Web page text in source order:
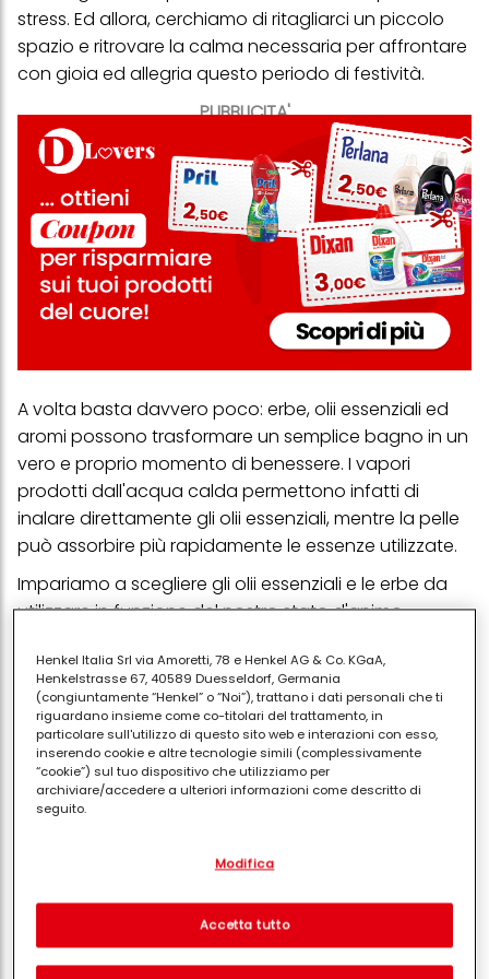
PUBBLICITA'
stress. Ed allora, cerchiamo di ritagliarci un piccolo
spazio e ritrovare la calma necessaria per affrontare
con gioia ed allegria questo periodo di festività.
A volta basta davvero poco: erbe, olii essenziali ed
aromi possono trasformare un semplice bagno in un
vero e proprio momento di benessere. I vapori
prodotti dall'acqua calda permettono infatti di
inalare direttamente gli olii essenziali, mentre la pelle
può assorbire più rapidamente le essenze utilizzate.
Impariamo a scegliere gli olii essenziali e le erbe da
utilizzare in funzione del nostro stato d'animo.
Per un bagno rilassante versa nella vasca da bagno
un cucchiaio di latte intero, uno di vodka ed
aggiungi tre gocce di olio essenziale di rosa e di
arancio amaro. Se poi hai dei problemi ad
addormentarti, basterà aggiungere anche una
goccia di olio essenziale di camomilla: immergiti per
15 minuti ed il sonno sarà ancora più piacevole.
Ricorda di non sciacquare il corpo prima di uscire
dalla vasca: basterà semplicemente "drenarlo" dalle
gocce d'acqua e poi avvolgersi in un accappatoio
Se invece ti sei accorta che la mattina fai fatica a
Henkel Italia Srl via Amoretti, 78 e Henkel AG & Co. KGaA,
Henkelstrasse 67, 40589 Duesseldorf, Germania
(congiuntamente “Henkel” o “Noi”), trattano i dati personali che ti
riguardano insieme come co-titolari del trattamento, in
particolare sull'utilizzo di questo sito web e interazioni con esso,
inserendo cookie e altre tecnologie simili (complessivamente
“cookie”) sul tuo dispositivo che utilizziamo per
archiviare/accedere a ulteriori informazioni come descritto di
seguito.
separati o co-titolari come indicato nella nostra Informativa sulla
pixel, impronte digitali e tecnologie simili" utilizzeremo anche
cookie ed elaboreremo i dati relativi a te per
Modifica
Accetta tutto